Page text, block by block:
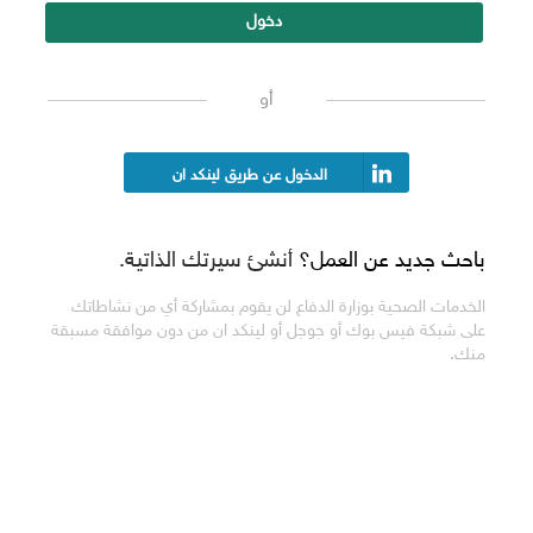
دخول
أو
الدخول عن طريق لينكد ان
باحث جديد عن العمل؟أنشئ سيرتك الذاتية.
الخدمات الصحية بوزارة الدفاع لن يقوم بمشاركة أي من نشاطاتك
على شبكة فيس بوك أو جوجل أو لينكد ان من دون موافقة مسبقة
منك.